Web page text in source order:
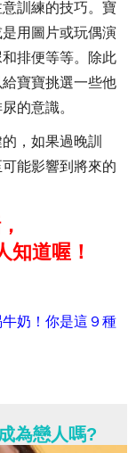
訓練的技巧。寶
用圖片或玩偶演
排便等等。除此
寶寶挑選一些他
的意識。
，如果過晚訓
能影響到將來的
知道喔！
奶！你是這９種
為戀人嗎?